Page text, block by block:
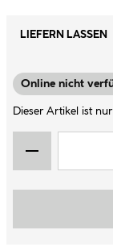
LIEFERN LASSEN
Online nicht
Dieser Artikel ist